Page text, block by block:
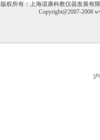
版权所有：上海谊康科教仪器发展有限
Copyright@2007-2008
沪